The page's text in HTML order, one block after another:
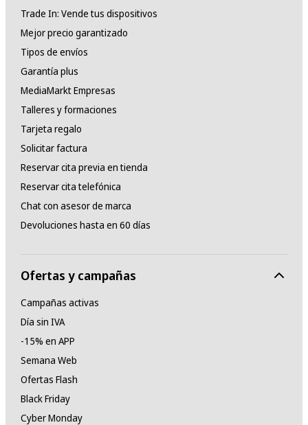
Trade In: Vende tus dispositivos
Mejor precio garantizado
Tipos de envíos
Garantía plus
MediaMarkt Empresas
Talleres y formaciones
Tarjeta regalo
Solicitar factura
Reservar cita previa en tienda
Reservar cita telefónica
Chat con asesor de marca
Devoluciones hasta en 60 días
Ofertas y campañas
Campañas activas
Día sin IVA
-15% en APP
Semana Web
Ofertas Flash
Black Friday
Cyber Monday